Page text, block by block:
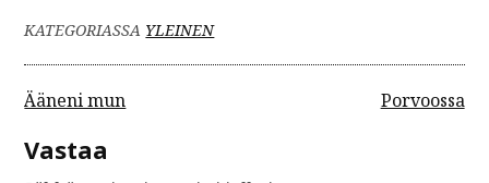
KATEGORIASSA YLEINEN
A
r
t
Ääneni mun Porvoossa
Vastaa